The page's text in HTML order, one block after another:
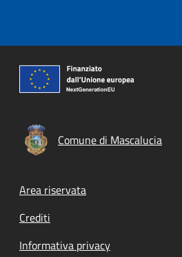
Comune di Mascalucia
Footer menu
Area riservata
Crediti
Informativa privacy